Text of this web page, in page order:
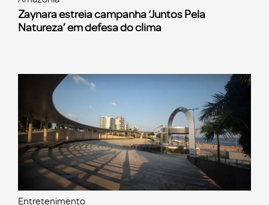
Zaynara estreia campanha ‘Juntos Pela
Natureza’ em defesa do clima
Entretenimento